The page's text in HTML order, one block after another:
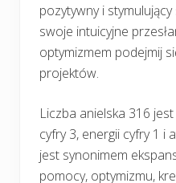
pozytywny i
swoje intuicyjne
optymizmem podejmij
projektów.
Liczba anielska 316
cyfry 3, energii cyfry 1 i
jest synonimem
pomocy, optymizmu,